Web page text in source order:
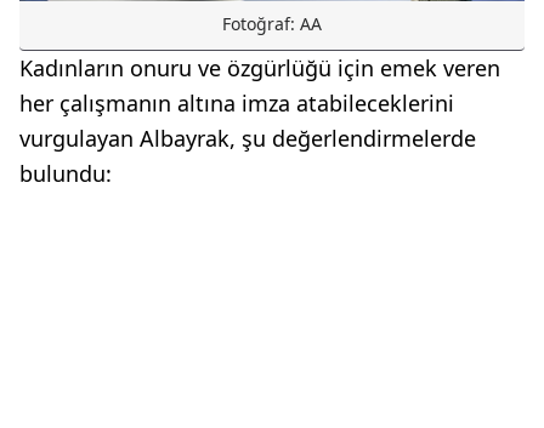
Fotoğraf: AA
Kadınların onuru ve özgürlüğü için emek veren
her çalışmanın altına imza atabileceklerini
vurgulayan Albayrak, şu değerlendirmelerde
bulundu: